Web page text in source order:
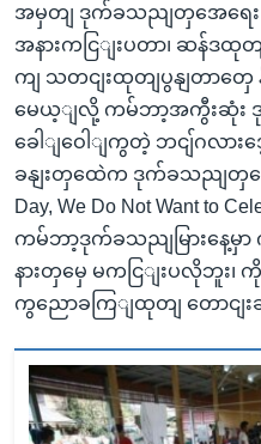
အမှတျ ဒုက်ခသညျတှအေရေး
အနားကငြျးပတာ၊ ဆန်ဒထု
ကျ သတငျးထုတျပွနျတာတှေ
မေယ့ျလို့ ကမ်ဘာ့အကွီးဆုံး ဒု
ခေါျဝေါျကွတဲ့ ဘငျ်ဂလားဒ
ခနျးတှထေဲက ဒုက်ခသညျတှကေ
Day, We Do Not Want to
ကမ်ဘာ့ဒုက်ခသညျမြားနေ့မှ
နားတှမှေ မကငြျးပလိုဘူး၊
ကွညောခကြျထုတျ တောငျ